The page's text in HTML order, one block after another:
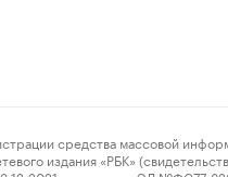
средства массовой
издания «РБК»